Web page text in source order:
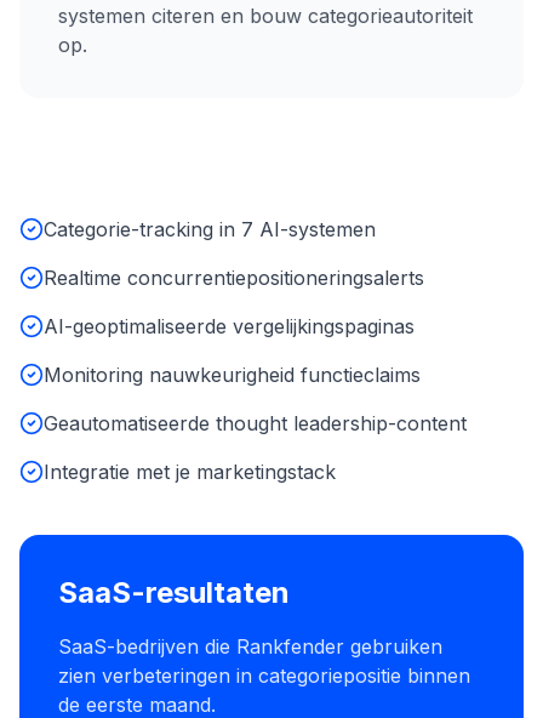
systemen citeren en bouw categorieautoriteit
op.
Categorie-tracking in 7 AI-systemen
Realtime concurrentiepositioneringsalerts
AI-geoptimaliseerde vergelijkingspaginas
Monitoring nauwkeurigheid functieclaims
Geautomatiseerde thought leadership-content
Integratie met je marketingstack
SaaS-resultaten
SaaS-bedrijven die Rankfender gebruiken
zien verbeteringen in categoriepositie binnen
de eerste maand.